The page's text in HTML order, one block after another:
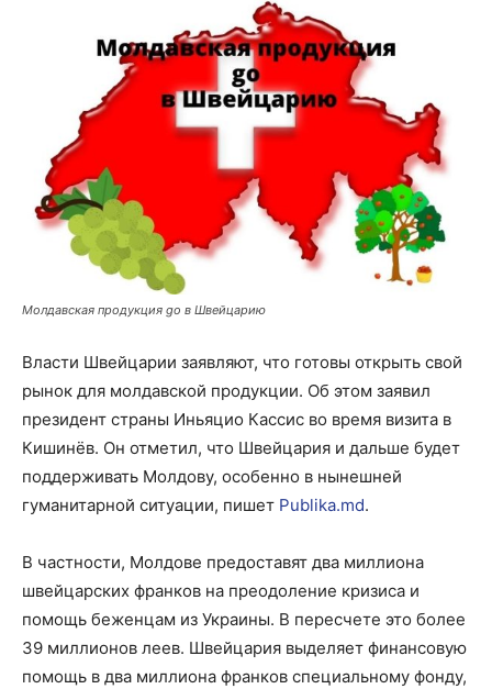
Молдавская продукция go в Швейцарию
Власти Швейцарии заявляют, что готовы открыть свой
рынок для молдавской продукции. Об этом заявил
президент страны Иньяцио Кассис во время визита в
Кишинёв. Он отметил, что Швейцария и дальше будет
поддерживать Молдову, особенно в нынешней
гуманитарной ситуации, пишет Publika.md.
В частности, Молдове предоставят два миллиона
швейцарских франков на преодоление кризиса и
помощь беженцам из Украины. В пересчете это более
39 миллионов леев. Швейцария выделяет финансовую
помощь в два миллиона франков специальному фонду,